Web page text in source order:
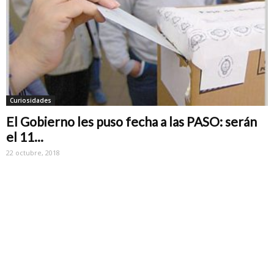
Curiosidades
El Gobierno les puso fecha a las PASO: serán
el 11...
22 octubre, 2018